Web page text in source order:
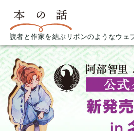
読者と作家を結ぶリボンのようなウェ